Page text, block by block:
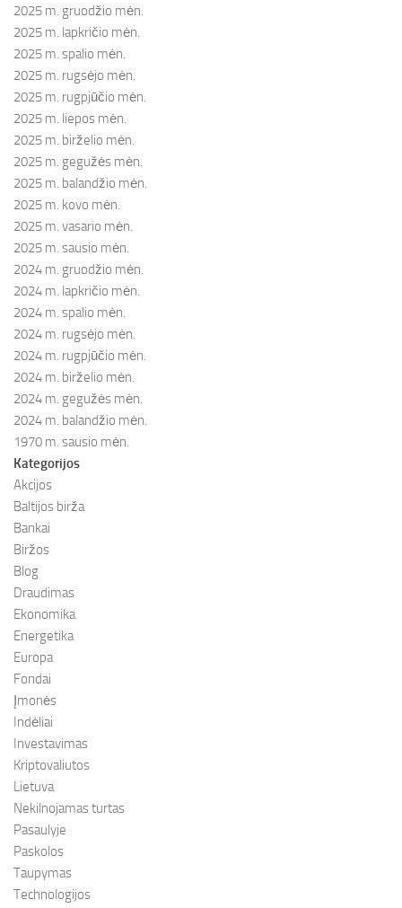
2025 m. gruodžio mėn.
2025 m. lapkričio mėn.
2025 m. spalio mėn.
2025 m. rugsėjo mėn.
2025 m. rugpjūčio mėn.
2025 m. liepos mėn.
2025 m. birželio mėn.
2025 m. gegužės mėn.
2025 m. balandžio mėn.
2025 m. kovo mėn.
2025 m. vasario mėn.
2025 m. sausio mėn.
2024 m. gruodžio mėn.
2024 m. lapkričio mėn.
2024 m. spalio mėn.
2024 m. rugsėjo mėn.
2024 m. rugpjūčio mėn.
2024 m. birželio mėn.
2024 m. gegužės mėn.
2024 m. balandžio mėn.
1970 m. sausio mėn.
Kategorijos
Akcijos
Baltijos birža
Bankai
Biržos
Blog
Draudimas
Ekonomika
Energetika
Europa
Fondai
Įmonės
Indėliai
Investavimas
Kriptovaliutos
Lietuva
Nekilnojamas turtas
Pasaulyje
Paskolos
Taupymas
Technologijos